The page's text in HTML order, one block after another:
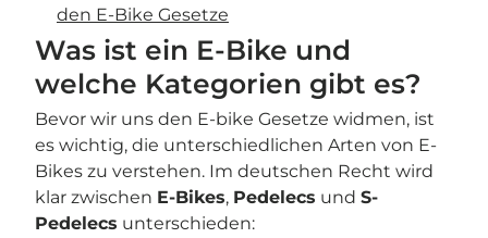
den E-Bike Gesetze
Was ist ein E-Bike und
welche Kategorien gibt es?
Bevor wir uns den E-bike Gesetze widmen, ist
es wichtig, die unterschiedlichen Arten von E-
Bikes zu verstehen. Im deutschen Recht wird
klar zwischen E-Bikes, Pedelecs und S-
Pedelecs unterschieden: